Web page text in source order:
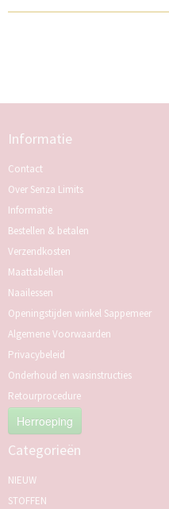
Informatie
Contact
Over Senza Limits
Informatie
Bestellen & betalen
Verzendkosten
Maattabellen
Naailessen
Openingstijden winkel Sappemeer
Algemene Voorwaarden
Privacybeleid
Onderhoud en wasinstructies
Retourprocedure
Herroeping
Categorieën
NIEUW
STOFFEN